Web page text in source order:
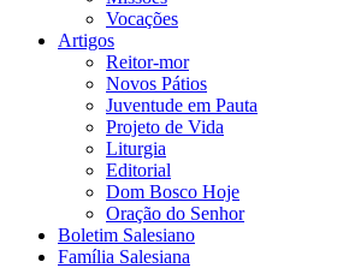
Vocações
Artigos
Reitor-mor
Novos Pátios
Juventude em Pauta
Projeto de Vida
Liturgia
Editorial
Dom Bosco Hoje
Oração do Senhor
Boletim Salesiano
Família Salesiana